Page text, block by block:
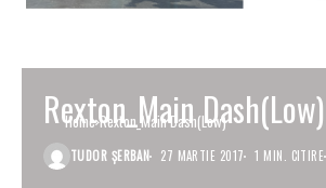
Home Rexton_Main Dash(Low)
Rexton_Main Dash(Low)
TUDOR ȘERBAN 27 MARTIE 2017 1 MIN. CITIRE